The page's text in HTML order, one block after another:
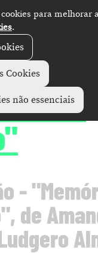
para melhorar
.
Cookies
não essenciais
+
ao
-
de